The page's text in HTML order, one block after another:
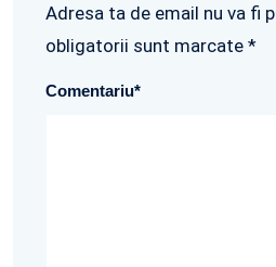
Adresa ta de email nu va fi
obligatorii sunt marcate *
Comentariu*